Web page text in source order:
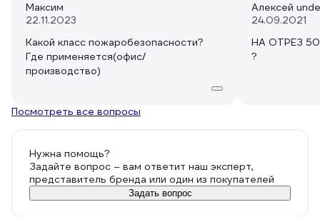
Максим
22.11.2023
Какой класс пожаробезопасности?
Где применяется(офис/
производство)
Алексей
24.09.2021
НА ОТРЕЗ
?
Посмотреть все вопросы
Нужна помощь?
Задайте вопрос – вам ответит наш эксперт,
представитель бренда или один из покупателей
Задать вопрос